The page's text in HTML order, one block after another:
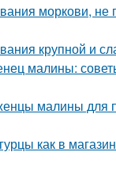
моркови, не
крупной и
малины:
малины для
как в